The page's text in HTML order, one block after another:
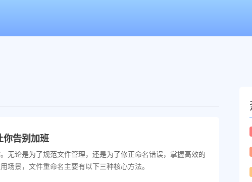
你告别加班
无论是为了规范文件管理，还是为了修正命名错误，掌握高效的
场景，文件重命名主要有以下三种核心方法。